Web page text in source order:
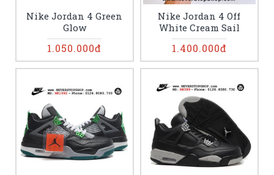
Nike Jordan 4 Green
Glow
1.050.000đ
Nike Jordan 4 Off
White Cream Sail
1.400.000đ